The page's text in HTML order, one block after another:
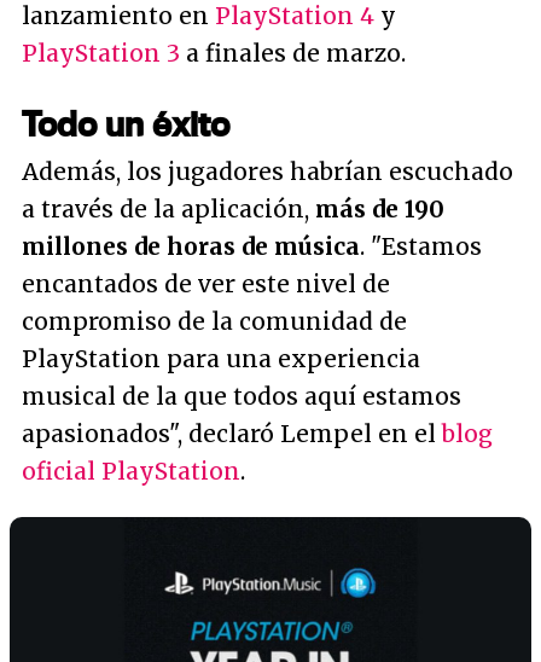
lanzamiento en PlayStation 4 y
PlayStation 3 a finales de marzo.
Todo un éxito
Además, los jugadores habrían escuchado
a través de la aplicación, más de 190
millones de horas de música. "Estamos
encantados de ver este nivel de
compromiso de la comunidad de
PlayStation para una experiencia
musical de la que todos aquí estamos
apasionados", declaró Lempel en elblog
oficial PlayStation.